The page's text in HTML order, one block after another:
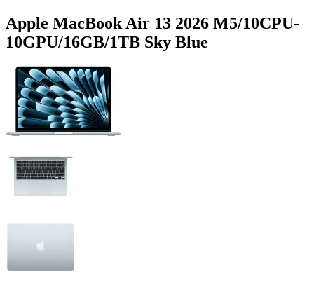
Apple MacBook Air 13 2026 M5/10CPU-
10GPU/16GB/1TB Sky Blue